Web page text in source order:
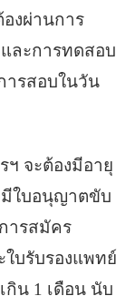
งผ่านการ
ละการทดสอบ
ารสอบในวัน
ฯ จะต้องมีอายุ
มีใบอนุญาตขับ
ารสมัคร
บรับรองแพทย์
กิน 1 เดือน นับ